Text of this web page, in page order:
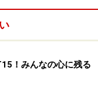
減るからでしょう
明寺司の婚約者・
た第１話ゲストと
！みんなの心に残る